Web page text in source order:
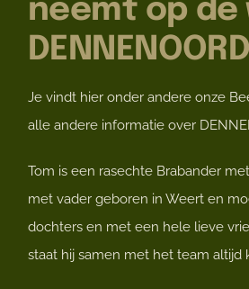
neemt op de
Je vindt hier onder andere onze
alle andere informatie over
Tom is een rasechte Brabander
met vader geboren in Weert en
dochters en met een hele lieve
staat hij samen met het team altijd